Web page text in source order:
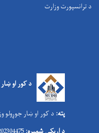
د ترانسپورت وزارت
د کور او
پته: د کور او ښار جوړولو